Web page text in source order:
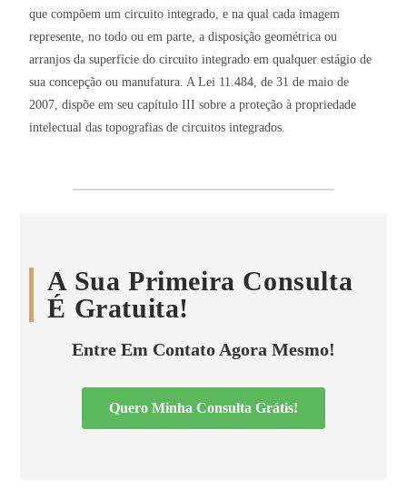
que compõem um circuito integrado, e na qual cada imagem
represente, no todo ou em parte, a disposição geométrica ou
arranjos da superfície do circuito integrado em qualquer estágio de
sua concepção ou manufatura. A Lei 11.484, de 31 de maio de
2007, dispõe em seu capítulo III sobre a proteção à propriedade
intelectual das topografias de circuitos integrados.
A Sua Primeira Consulta
É Gratuita!
Entre Em Contato Agora Mesmo!
Quero Minha Consulta Grátis!